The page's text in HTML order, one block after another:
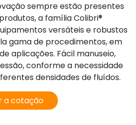
sempre estão presentes
a família Colibri®
versáteis e robustos
gama de procedimentos, em
aplicações. Fácil manuseio,
conforme a necessidade
densidades de fluídos.
a cotação